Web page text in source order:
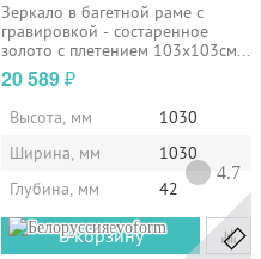
Зеркало в багетной раме с
гравировкой - состаренное
золото с плетением 103х103см...
20 589₽
Высота, мм
1030
Ширина, мм
1030
Глубина, мм
42
В корзину
evoform
4.7